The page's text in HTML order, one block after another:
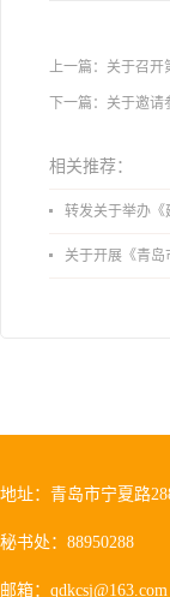
上一篇： 关于召开
下一篇： 关于邀请
相关推荐：
转发关于举办《建筑电气与
关于开展《青岛市勘察设计行业从业人员行
地址：青岛市宁夏路
秘书处：88950288
邮箱：qdkcsj@163.com